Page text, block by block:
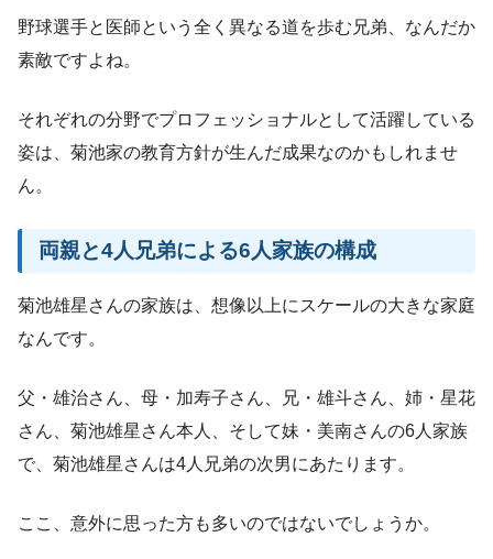
野球選手と医師という全く異なる道を歩む兄弟、なんだか
素敵ですよね。
それぞれの分野でプロフェッショナルとして活躍している
姿は、菊池家の教育方針が生んだ成果なのかもしれませ
ん。
両親と4人兄弟による6人家族の構成
菊池雄星さんの家族は、想像以上にスケールの大きな家庭
なんです。
父・雄治さん、母・加寿子さん、兄・雄斗さん、姉・星花
さん、菊池雄星さん本人、そして妹・美南さんの6人家族
で、菊池雄星さんは4人兄弟の次男にあたります。
ここ、意外に思った方も多いのではないでしょうか。